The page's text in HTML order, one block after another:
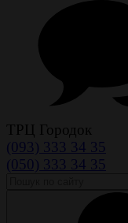
ТРЦ Городок
(093) 333 34 35
(050) 333 34 35